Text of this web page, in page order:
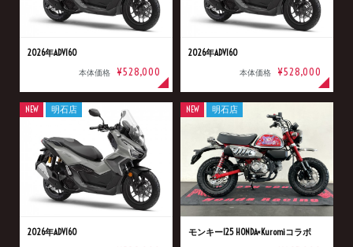
2026年ADV160
本体価格 ¥528,000
2026年ADV160
本体価格 ¥528,000
2026年ADV160
NEW 明石店
モンキー125 HONDA×Kuromiコラボ
NEW 明石店